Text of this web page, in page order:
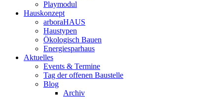
Playmodul
Hauskonzept
arboraHAUS
Haustypen
Ökologisch Bauen
Energiesparhaus
Aktuelles
Events & Termine
Tag der offenen Baustelle
Blog
Archiv